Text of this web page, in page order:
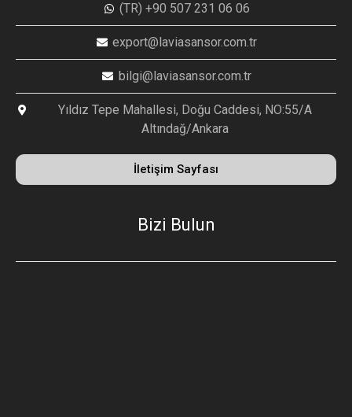
(TR) +90 507 231 06 06
export@laviasansor.com.tr
bilgi@laviasansor.com.tr
Yıldız Tepe Mahallesi, Doğu Caddesi, NO:55/A
Altındağ/Ankara
İletişim Sayfası
Bizi Bulun